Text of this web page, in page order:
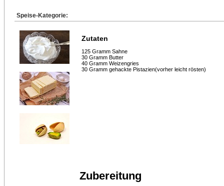
Speise-Kategorie:
Zutaten
125 Gramm Sahne
30 Gramm Butter
40 Gramm Weizengries
30 Gramm gehackte Pistazien(vorher leicht rösten)
Zubereitung